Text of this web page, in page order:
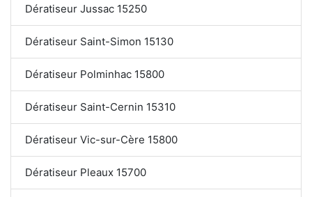
Dératiseur Jussac 15250
Dératiseur Saint-Simon 15130
Dératiseur Polminhac 15800
Dératiseur Saint-Cernin 15310
Dératiseur Vic-sur-Cère 15800
Dératiseur Pleaux 15700